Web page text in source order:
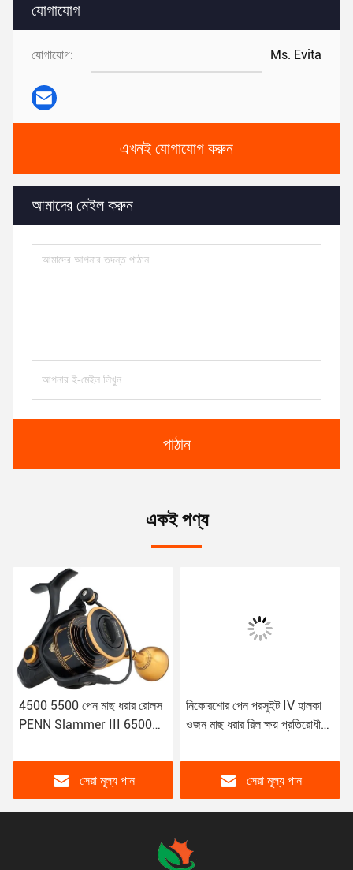
যোগাযোগ
যোগাযোগ: Ms. Evita
এখনই যোগাযোগ করুন
আমাদের মেইল ​​করুন
পাঠান
একই পণ্য
4500 5500 পেন মাছ ধরার রোলস
PENN Slammer III 6500
মাছ ধরার রোলস
সেরা মূল্য পান
নিকোরশোর পেন পরসুইট IV হালকা
ওজন মাছ ধরার রিল ক্ষয় প্রতিরোধী
সেরা মূল্য পান